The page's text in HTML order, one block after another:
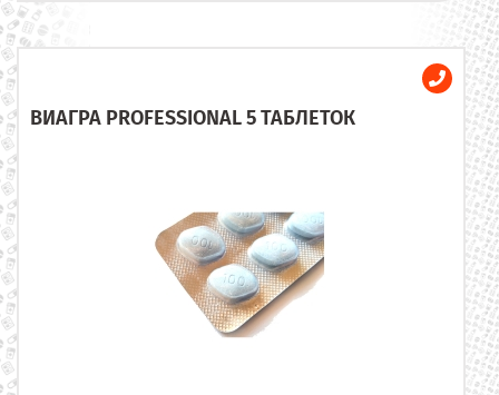
ВИАГРА PROFESSIONAL 5 ТАБЛЕТОК